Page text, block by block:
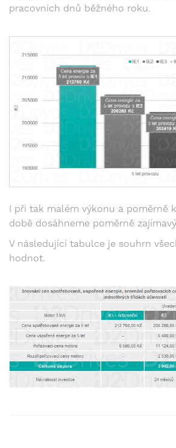
pracovních dnů běžného roku.
I při tak malém výkonu a poměrně
době dosáhneme poměrně
V následující tabulce je souhrn
hodnot.